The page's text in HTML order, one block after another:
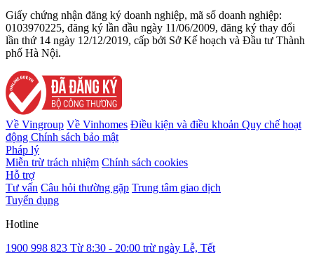
Giấy chứng nhận đăng ký doanh nghiệp, mã số doanh nghiệp:
0103970225, đăng ký lần đầu ngày 11/06/2009, đăng ký thay đổi
lần thứ 14 ngày 12/12/2019, cấp bởi Sở Kế hoạch và Đầu tư Thành
phố Hà Nội.
Về Vingroup Về Vinhomes Điều kiện và điều khoản Quy chế hoạt
động Chính sách bảo mật
Pháp lý
Miễn trừ trách nhiệm Chính sách cookies
Hỗ trợ
Tư vấn Câu hỏi thường gặp Trung tâm giao dịch
Tuyển dụng
Hotline
1900 998 823 Từ 8:30 - 20:00 trừ ngày Lễ, Tết